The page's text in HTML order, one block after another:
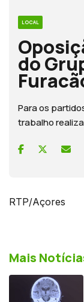
LOCAL
do
Para os
trabalho
RTP/Açores
Mais